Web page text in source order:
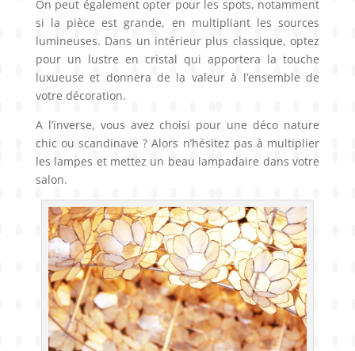
On peut également opter pour les spots, notamment
si la pièce est grande, en multipliant les sources
lumineuses. Dans un intérieur plus classique, optez
pour un lustre en cristal qui apportera la touche
luxueuse et donnera de la valeur à l’ensemble de
votre décoration.
A l’inverse, vous avez choisi pour une déco nature
chic ou scandinave ? Alors n’hésitez pas à multiplier
les lampes et mettez un beau lampadaire dans votre
salon.